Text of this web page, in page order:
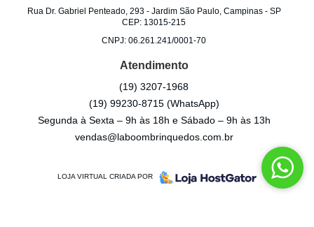
Rua Dr. Gabriel Penteado, 293- Jardim São Paulo, Campinas- SP
CEP: 13015-215
CNPJ: 06.261.241/0001-70
Atendimento
(19) 3207-1968
(19) 99230-8715 (WhatsApp)
Segunda à Sexta – 9h às 18h e Sábado – 9h às 13h
vendas@laboombrinquedos.com.br
LOJA VIRTUAL CRIADA POR